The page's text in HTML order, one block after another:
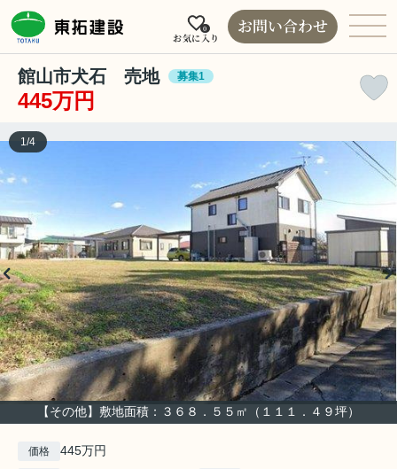
お気に入り
0 お問い合わせ
館山市犬石 売地 募集1
445万円
【その他】敷地面積：３６８．５５㎡（１１１．４９坪）
1/4
価格 445万円